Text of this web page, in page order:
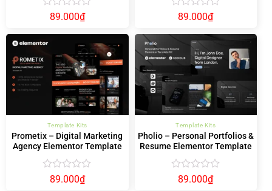
Được
hạng
0
sao
89.000₫
Được
hạng
5
sao
89.000₫
Template Kits
Prometix – Digital Marketing
Agency Elementor Template
Được
89.000₫
Template Kits
Pholio – Personal Portfolios &
Resume Elementor Template
Được
89.000₫